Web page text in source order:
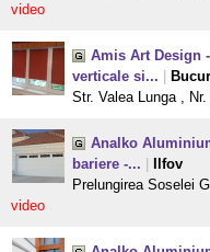
video
Amis Art Design
verticale si...
Str. Valea Lunga ,
Analko
bariere -...
Ilfov
Prelungirea Soselei
video